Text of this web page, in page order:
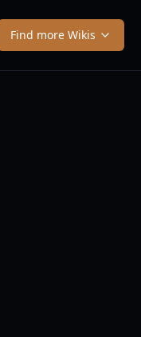
Find more Wikis